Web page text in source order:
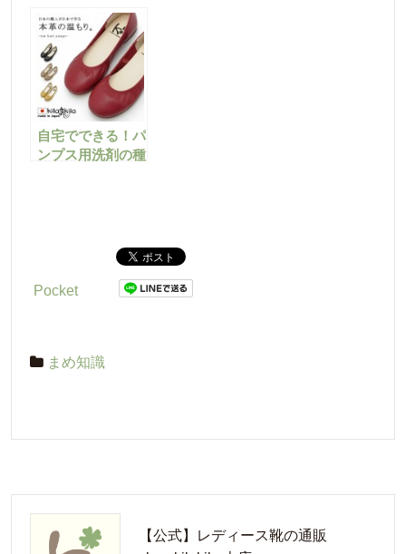
痛い理由はここに
あった！
自宅でできる！パ
ンプス用洗剤の種
Pocket
まめ知識
【公式】レディース靴の通販